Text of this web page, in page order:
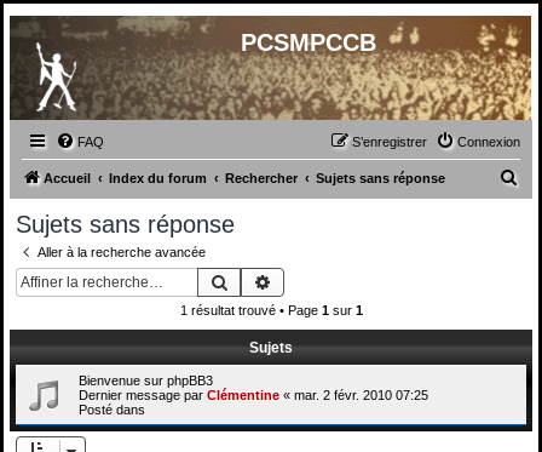
PCSMPCCB
FAQ Connexion
S’enregistrer
Accueil Index du forum Rechercher Sujets sans réponse
Sujets sans réponse
Aller à la recherche avancée
Rechercher
1 résultat trouvé • Page 1sur 1
Sujets
Bienvenue sur phpBB3
Dernier message par Clémentine « mar. 2 févr. 2010 07:25
Posté dans